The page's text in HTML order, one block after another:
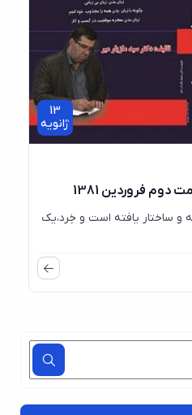
13
ژانویه
فروردین 1381
یافته است و خِرد،یک